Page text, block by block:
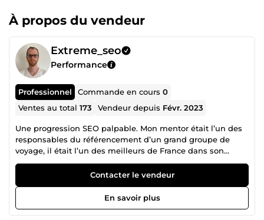
À propos du vendeur
Extreme_seo
Performance
Professionnel Commande en cours0
Ventes au total173 Vendeur depuis Févr. 2023
Une progression SEO palpable. Mon mentor était l’un des
responsables du référencement d’un grand groupe de
voyage, il était l’un des meilleurs de France dans son
domaine et aujourd’hui je vous propose mes compétences
acquises en partie auprès de lui pour bousculer vos
concurrents.
Contacter le vendeur
En savoir plus